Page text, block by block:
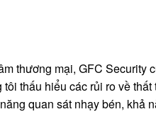
thương mại, GFC
thấu hiểu các rủi ro về
quan sát nhạy bén,